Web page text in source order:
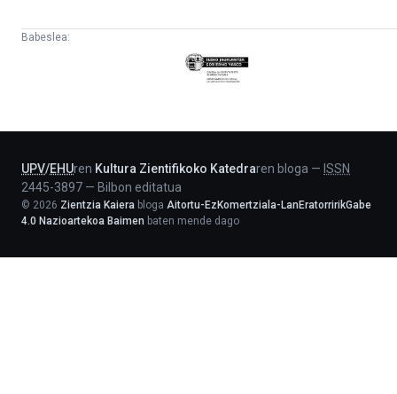
Babeslea:
Eusko
Jaurlaritza
UPV/EHUren Kultura Zientifikoko Katedraren bloga — ISSN
2445-3897 — Bilbon editatua
© 2026 Zientzia Kaiera bloga Aitortu-EzKomertziala-LanEratorririkGabe
4.0 Nazioartekoa Baimen baten mende dago